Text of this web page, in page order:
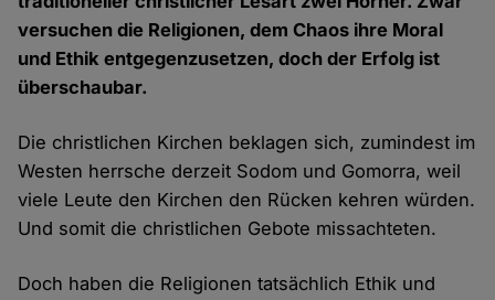
versuchen die Religionen, dem Chaos ihre Moral
und Ethik entgegenzusetzen, doch der Erfolg ist
überschaubar.
Die christlichen Kirchen beklagen sich, zumindest im
Westen herrsche derzeit Sodom und Gomorra, weil
viele Leute den Kirchen den Rücken kehren würden.
Und somit die christlichen Gebote missachteten.
Doch haben die Religionen tatsächlich Ethik und